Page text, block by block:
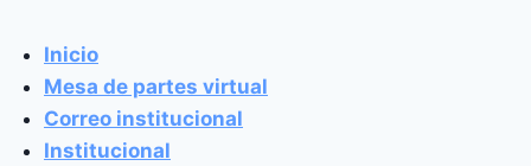
Inicio
Mesa de partes virtual
Correo institucional
Institucional